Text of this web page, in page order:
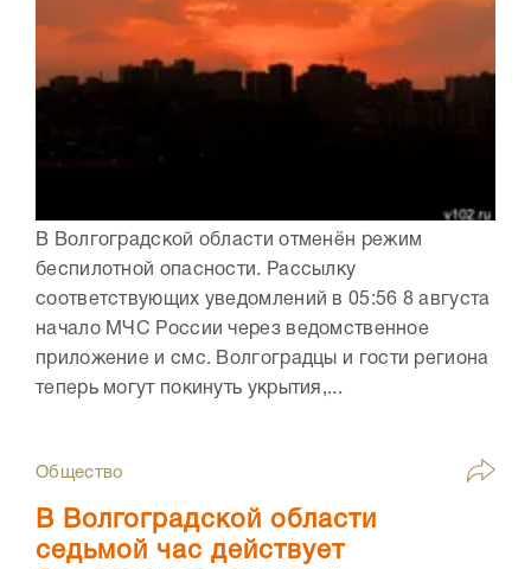
В Волгоградской области отменён режим
беспилотной опасности. Рассылку
соответствующих уведомлений в 05:56 8 августа
начало МЧС России через ведомственное
приложение и смс. Волгоградцы и гости региона
теперь могут покинуть укрытия,...
Общество
В Волгоградской области
седьмой час действует